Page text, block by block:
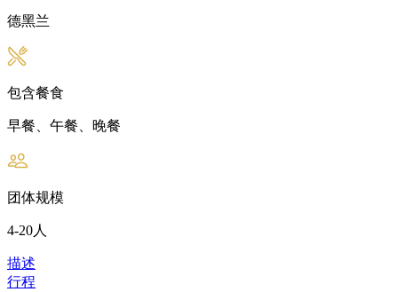
德黑兰
包含餐食
早餐、午餐、晚餐
团体规模
4-20人
描述
行程